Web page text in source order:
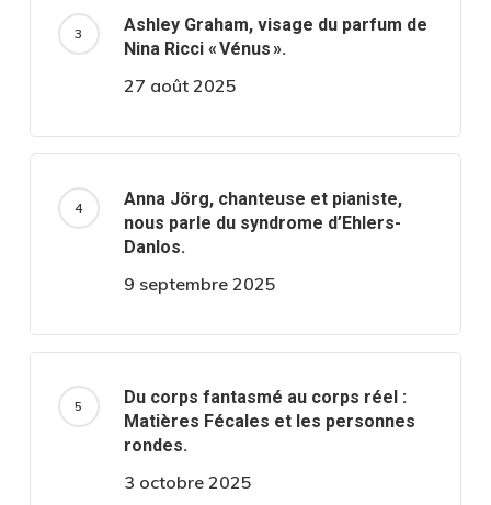
Ashley Graham, visage du parfum de
Nina Ricci « Vénus ».
27 août 2025
Anna Jörg, chanteuse et pianiste,
nous parle du syndrome d’Ehlers-
Danlos.
9 septembre 2025
Du corps fantasmé au corps réel :
Matières Fécales et les personnes
rondes.
3 octobre 2025